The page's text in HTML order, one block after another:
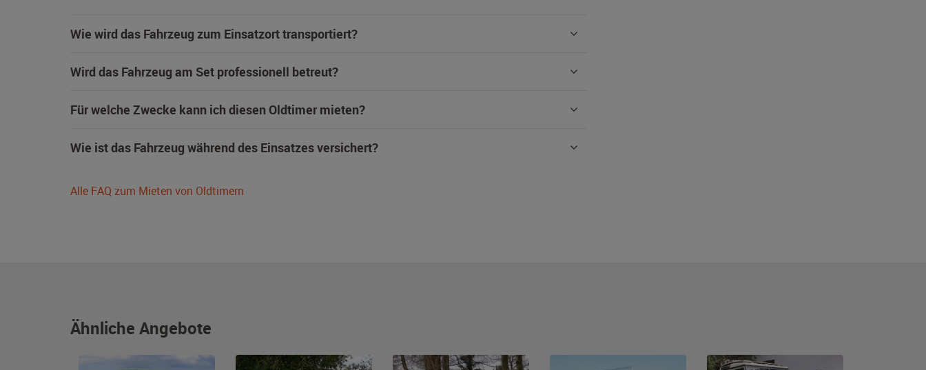
Wie wird das Fahrzeug zum Einsatzort transportiert?
Wird das Fahrzeug am Set professionell betreut?
Für welche Zwecke kann ich diesen Oldtimer mieten?
Wie ist das Fahrzeug während des Einsatzes versichert?
Alle FAQ zum Mieten von Oldtimern
Ähnliche Angebote